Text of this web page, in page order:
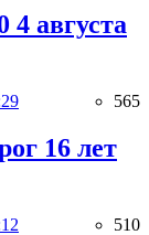
августа
565
16 лет
510